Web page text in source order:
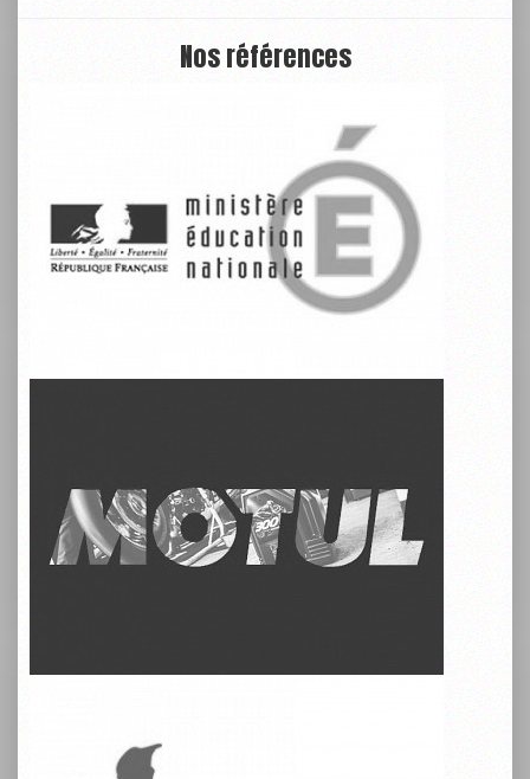
Nos références